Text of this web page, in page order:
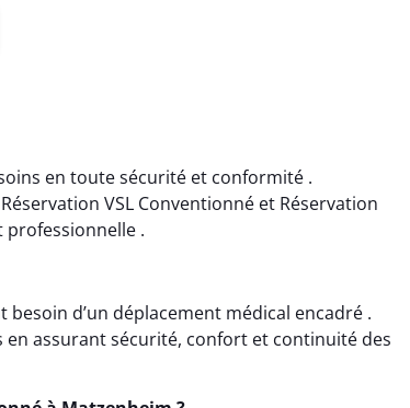
en toute sécurité et conformité .
VSL Conventionné et Réservation
professionnelle .
besoin d’un déplacement médical encadré .
assurant sécurité, confort et continuité des